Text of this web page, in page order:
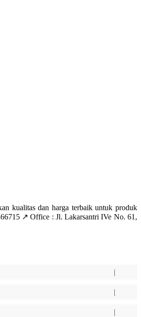
kualitas dan harga terbaik untuk produk
↗️ Office : Jl. Lakarsantri IVe No. 61,